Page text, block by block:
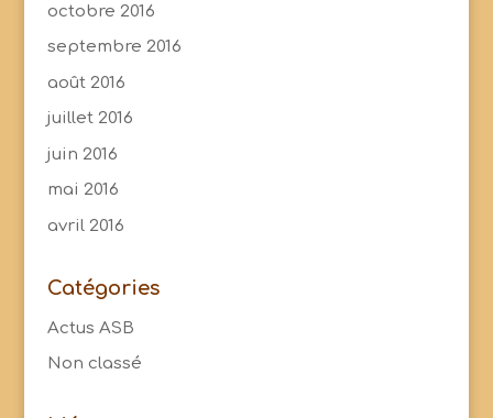
octobre 2016
septembre 2016
août 2016
juillet 2016
juin 2016
mai 2016
avril 2016
Catégories
Actus ASB
Non classé